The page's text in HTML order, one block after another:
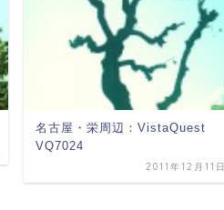
名古屋・栄周辺：VistaQuest
VQ7024
2011年12月11日